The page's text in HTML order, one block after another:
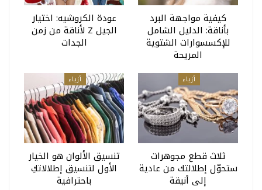
كيفية مواجهة البرد
بأناقة: الدليل الشامل
للإكسسوارات الشتوية
المريحة
عودة الكروشيه: اختيار
الجيل Z لأناقة من زمن
الجدات
أزياء
ثلاث قطع مجوهرات
ستحوّل إطلالتك من عادية
إلى أنيقة
أزياء
تنسيق الألوان هو الخيار
الأول لتنسيق إطلالاتكِ
باحترافية